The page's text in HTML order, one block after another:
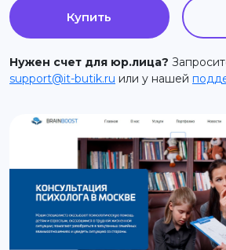
КонтактыКупить
Нужен счет для юр.лица?
support@it-butik.ru или у нашей